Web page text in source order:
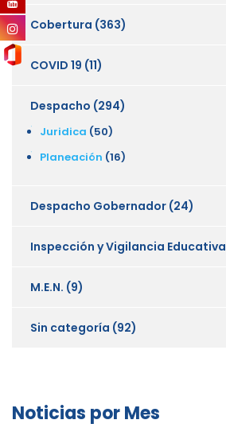
Cobertura (363)
COVID 19 (11)
Despacho (294)
Juridica (50)
Planeación (16)
Despacho Gobernador (24)
Inspección y Vigilancia Educativa
M.E.N. (9)
Sin categoría (92)
Noticias por Mes